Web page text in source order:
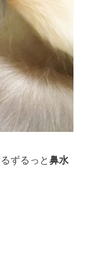
ずるっと鼻水